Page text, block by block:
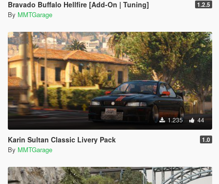
Bravado Buffalo Hellfire [Add-On | Tuning] 1.2.5
By MMTGarage
1.235 44
Karin Sultan Classic Livery Pack 1.0
By MMTGarage